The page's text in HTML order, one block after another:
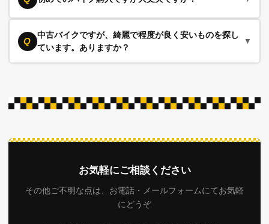
届けいたします。沖縄から北海道まで通販実績は多数ありま
すので、ご安心ください。
A
当店は、おすすめできるバイクを100台以上常時展示してい
ますので、たくさんの在庫の中から見て触って選ぶことがで
きます。決して押し付けにならないよう、そのバイクの良い
Q
中古バイクですが、綺麗で程度が良く安いものを探し
ています。ありますか？
▼
東で行われる業者間オークションです。毎週、仕入れ担当の
ら厳選したものだけを落札して商品にしています。
また、弊社では購入方法をお選びいただけます。車体によっ
て異なりますが、現状で諸経費なしでもご購入いただけます
し、もちろん納車整備をしっかりさせていただき、保証付き
お気軽にご相談ください
その他ご不明な点は、お電話・メールフォームにてお気軽
にどうぞ